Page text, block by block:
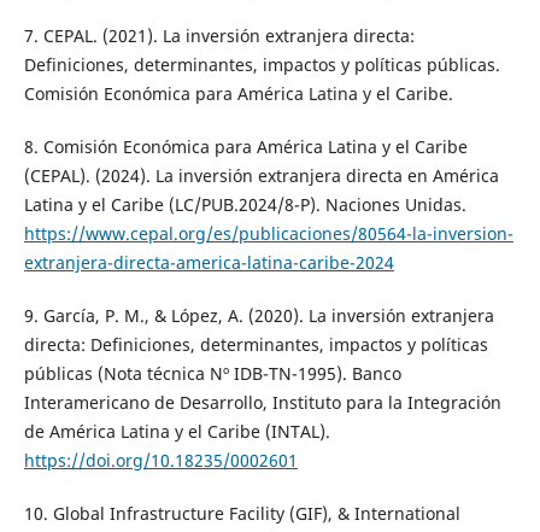
7. CEPAL. (2021). La inversión extranjera directa:
Definiciones, determinantes, impactos y políticas públicas.
Comisión Económica para América Latina y el Caribe.
8. Comisión Económica para América Latina y el Caribe
(CEPAL). (2024). La inversión extranjera directa en América
Latina y el Caribe (LC/PUB.2024/8-P). Naciones Unidas.
https://www.cepal.org/es/publicaciones/80564-la-inversion-
extranjera-directa-america-latina-caribe-2024
9. García, P. M., & López, A. (2020). La inversión extranjera
directa: Definiciones, determinantes, impactos y políticas
públicas (Nota técnica Nº IDB-TN-1995). Banco
Interamericano de Desarrollo, Instituto para la Integración
de América Latina y el Caribe (INTAL).
https://doi.org/10.18235/0002601
10. Global Infrastructure Facility (GIF), & International